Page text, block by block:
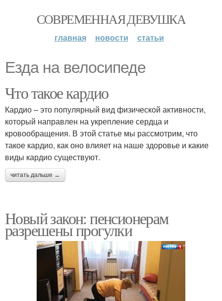
СОВРЕМЕННАЯ ДЕВУШКА
главная новости статьи
Езда на велосипеде
Что такое кардио
Кардио – это популярный вид физической активности,
который направлен на укрепление сердца и
кровообращения. В этой статье мы рассмотрим, что
такое кардио, как оно влияет на наше здоровье и какие
виды кардио существуют.
читать дальше →
Новый закон: пенсионерам
разрешены прогулки